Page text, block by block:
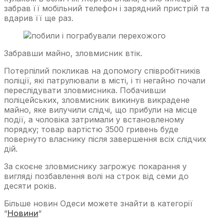
забрав її мобільний телефон і зарядний пристрій та
вдарив її ще раз.
Забравши майно, зловмисник втік.
Потерпілий покликав на допомогу співробітників
поліції, які патрулювали в місті, і ті негайно почали
переслідувати зловмисника. Побачивши
поліцейських, зловмисник викинув викрадене
майно, яке вилучили слідчі, що прибули на місце
події, а чоловіка затримали у встановленому
порядку; товар вартістю 3500 гривень буде
повернуто власнику після завершення всіх слідчих
дій.
За скоєне зловмиснику загрожує покарання у
вигляді позбавлення волі на строк від семи до
десяти років.
Більше новин Одеси можете знайти в категорії
“Новини“